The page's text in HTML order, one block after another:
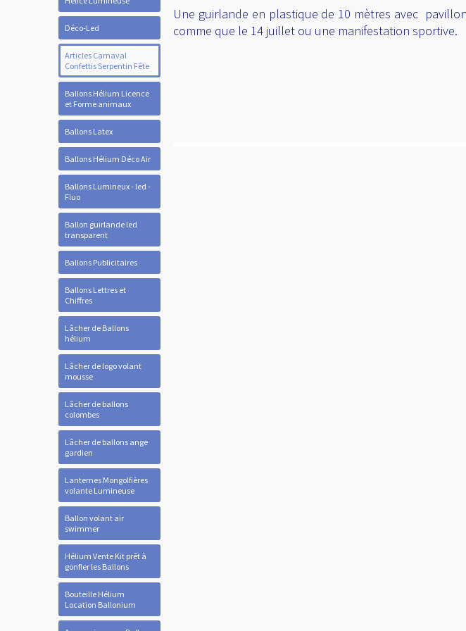
Déco-Led
Articles Carnaval
Confettis Serpentin Fête
Ballons Hélium Licence
et Forme animaux
Ballons Latex
Ballons Hélium Déco Air
Ballons Lumineux - led -
Fluo
Ballon guirlande led
transparent
Ballons Publicitaires
Ballons Lettres et
Chiffres
Lâcher de Ballons
hélium
Lâcher de logo volant
mousse
Lâcher de ballons
colombes
Lâcher de ballons ange
gardien
Lanternes Mongolfières
volante Lumineuse
Ballon volant air
swimmer
Hélium Vente Kit prêt à
gonfler les Ballons
Bouteille Hélium
Location Ballonium
Une guirlande en plastique de 10 mètres avec
comme que le 14 juillet ou une manifestation sportive.